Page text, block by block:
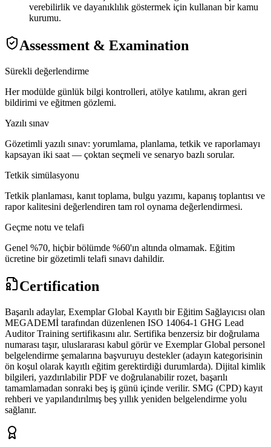
verebilirlik ve dayanıklılık göstermek için kullanan bir kamu
kurumu.
Assessment & Examination
Sürekli değerlendirme
Her modülde günlük bilgi kontrolleri, atölye katılımı, akran geri
bildirimi ve eğitmen gözlemi.
Yazılı sınav
Gözetimli yazılı sınav: yorumlama, planlama, tetkik ve raporlamayı
kapsayan iki saat — çoktan seçmeli ve senaryo bazlı sorular.
Tetkik simülasyonu
Tetkik planlaması, kanıt toplama, bulgu yazımı, kapanış toplantısı ve
rapor kalitesini değerlendiren tam rol oynama değerlendirmesi.
Geçme notu ve telafi
Genel %70, hiçbir bölümde %60'ın altında olmamak. Eğitim
ücretine bir gözetimli telafi sınavı dahildir.
Certification
Başarılı adaylar, Exemplar Global Kayıtlı bir Eğitim Sağlayıcısı olan
MEGADEMİ tarafından düzenlenen ISO 14064-1 GHG Lead
Auditor Training sertifikasını alır. Sertifika benzersiz bir doğrulama
numarası taşır, uluslararası kabul görür ve Exemplar Global personel
belgelendirme şemalarına başvuruyu destekler (adayın kategorisinin
ön koşul olarak kayıtlı eğitim gerektirdiği durumlarda). Dijital kimlik
bilgileri, yazdırılabilir PDF ve doğrulanabilir rozet, başarılı
tamamlamadan sonraki beş iş günü içinde verilir. SMG (CPD) kayıt
rehberi ve yapılandırılmış beş yıllık yeniden belgelendirme yolu
sağlanır.